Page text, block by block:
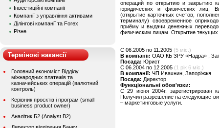
Інвестиційні компанії
Компанії з управління активами
Ділінгові компанії та Forex
Різне
Термінові вакансії
Головний економіст Відділу
міжнародних платежів та
казначейських операцій (валютний
контроль)
Керівник проєктів і програм (small
business product owner)
Аналітик Б2 (Analyst B2)
операций по открытию и закрытию
юридических и физических лиц.
(открытие карточных счетов,
терминалу) своевременное
приёму и выдачи денежных
физическим лицам. Открытие текущих
C 06.2005 по 11.2005 (5 міс.)
В компанії: ОАО КБ ЗРУ «Надра» ,
Посада: Юрист
C 06.2004 по 12.2005 (1 рік 6 міс.)
В компанії: ЧП Ивахнин, Запоріжжя
Посада: Директор
Функціональні обов'язки:
С 29 июня 2004г. зарегистрирован
Получил разрешение на следующие
– маркетинговые услуги.